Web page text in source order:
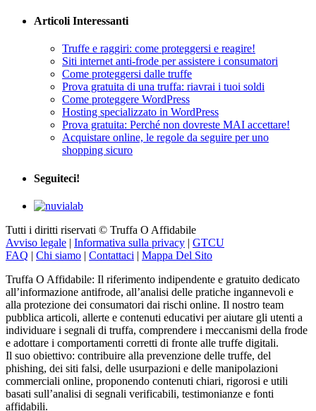
Articoli Interessanti
Truffe e raggiri: come proteggersi e reagire!
Siti internet anti-frode per assistere i consumatori
Come proteggersi dalle truffe
Prova gratuita di una truffa: riavrai i tuoi soldi
Come proteggere WordPress
Hosting specializzato in WordPress
Prova gratuita: Perché non dovreste MAI accettare!
Acquistare online, le regole da seguire per uno
shopping sicuro
Seguiteci!
Tutti i diritti riservati © Truffa O Affidabile
Avviso legale | Informativa sulla privacy | GTCU
FAQ | Chi siamo | Contattaci | Mappa Del Sito
Truffa O Affidabile: Il riferimento indipendente e gratuito dedicato
all’informazione antifrode, all’analisi delle pratiche ingannevoli e
alla protezione dei consumatori dai rischi online. Il nostro team
pubblica articoli, allerte e contenuti educativi per aiutare gli utenti a
individuare i segnali di truffa, comprendere i meccanismi della frode
e adottare i comportamenti corretti di fronte alle truffe digitali.
Il suo obiettivo: contribuire alla prevenzione delle truffe, del
phishing, dei siti falsi, delle usurpazioni e delle manipolazioni
commerciali online, proponendo contenuti chiari, rigorosi e utili
basati sull’analisi di segnali verificabili, testimonianze e fonti
affidabili.